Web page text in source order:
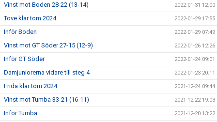
Vinst mot Boden 28-22 (13-14) 2022-01-31 12:00
Tove klar tom 2024 2022-01-29 17:55
Inför Boden 2022-01-29 07:49
Vinst mot GT Söder 27-15 (12-9) 2022-01-26 12:26
Inför GT Söder 2022-01-24 09:01
Damjuniorerna vidare till steg 4 2022-01-23 20:11
Frida klar tom 2024 2021-12-24 09:44
Vinst mot Tumba 33-21 (16-11) 2021-12-22 19:03
Inför Tumba 2021-12-20 13:22